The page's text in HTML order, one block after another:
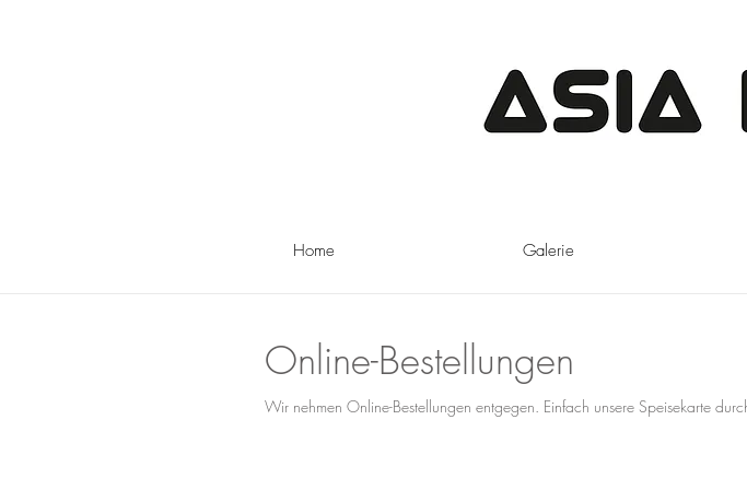
Home Galerie
Online-Bestellungen
Wir nehmen Online-Bestellungen entgegen. Einfach unsere Speisekarte